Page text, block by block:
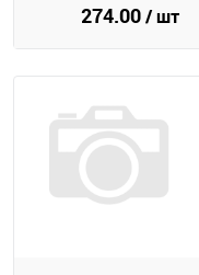
274.00/ шт